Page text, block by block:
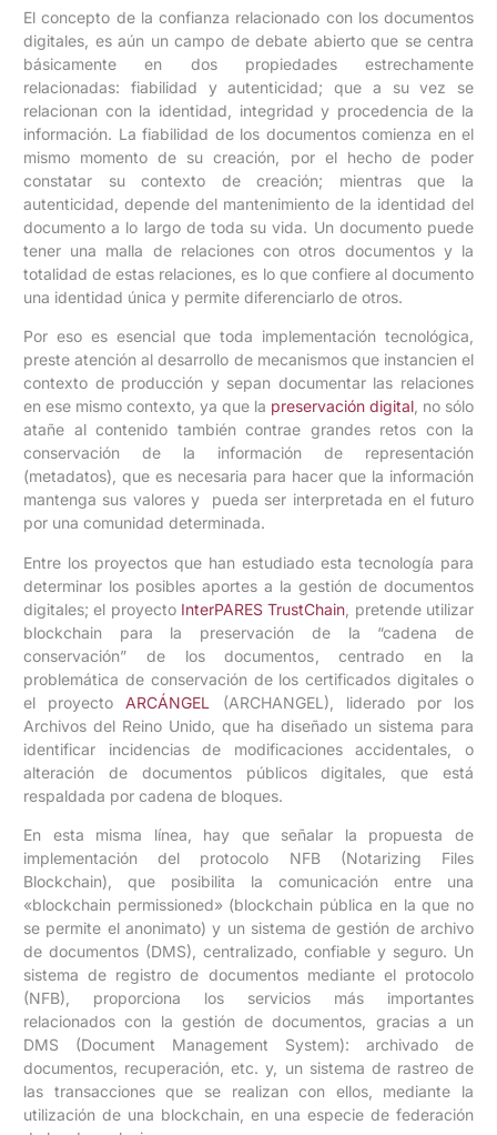
El concepto de la confianza relacionado con los documentos
digitales, es aún un campo de debate abierto que se centra
básicamente en dos propiedades estrechamente
relacionadas: fiabilidad y autenticidad; que a su vez se
relacionan con la identidad, integridad y procedencia de la
información. La fiabilidad de los documentos comienza en el
mismo momento de su creación, por el hecho de poder
constatar su contexto de creación; mientras que la
autenticidad, depende del mantenimiento de la identidad del
documento a lo largo de toda su vida. Un documento puede
tener una malla de relaciones con otros documentos y la
totalidad de estas relaciones, es lo que confiere al documento
una identidad única y permite diferenciarlo de otros.
Por eso es esencial que toda implementación tecnológica,
preste atención al desarrollo de mecanismos que instancien el
contexto de producción y sepan documentar las relaciones
en ese mismo contexto, ya que la preservación digital, no sólo
atañe al contenido también contrae grandes retos con la
conservación de la información de representación
(metadatos), que es necesaria para hacer que la información
mantenga sus valores y pueda ser interpretada en el futuro
por una comunidad determinada.
Entre los proyectos que han estudiado esta tecnología para
determinar los posibles aportes a la gestión de documentos
digitales; el proyecto InterPARES TrustChain , pretende utilizar
blockchain para la preservación de la “cadena de
conservación” de los documentos, centrado en la
problemática de conservación de los certificados digitales o
el proyecto ARCÁNGEL (ARCHANGEL), liderado por los
Archivos del Reino Unido, que ha diseñado un sistema para
identificar incidencias de modificaciones accidentales, o
alteración de documentos públicos digitales, que está
respaldada por cadena de bloques.
En esta misma línea, hay que señalar la propuesta de
implementación del protocolo NFB (Notarizing Files
Blockchain), que posibilita la comunicación entre una
«blockchain permissioned» (blockchain pública en la que no
se permite el anonimato) y un sistema de gestión de archivo
de documentos (DMS), centralizado, confiable y seguro. Un
sistema de registro de documentos mediante el protocolo
(NFB), proporciona los servicios más importantes
relacionados con la gestión de documentos, gracias a un
DMS (Document Management System): archivado de
documentos, recuperación, etc. y, un sistema de rastreo de
las transacciones que se realizan con ellos, mediante la
utilización de una blockchain, en una especie de federación